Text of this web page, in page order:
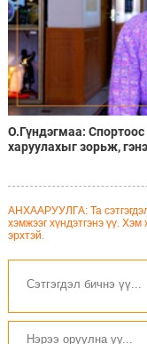
О.Гүндэгмаа: Спортоос
харуулахыг зорьж,
АНХААРУУЛГА: Та
хэмжээг хүндэтгэнэ үү. Хэм
эрхтэй.